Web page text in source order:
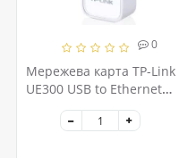
0
Мережева карта TP-Link
UE300 USB to Ethernet
(UE300)